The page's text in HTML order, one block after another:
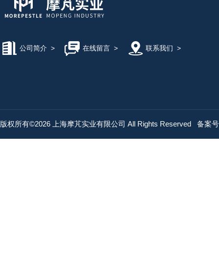
公司简介 > 在线留言> 联系我们 >
版权所有©2026 上海摩芃实业有限公司 All Rights Reserved 备案